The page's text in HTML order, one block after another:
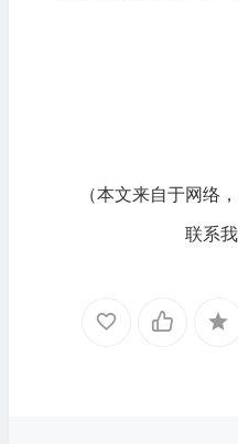
（本文来自于网络
联系我